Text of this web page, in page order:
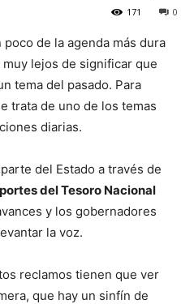
0
171
de la agenda más dura
lejos de significar que
tema del pasado. Para
trata de uno de los temas
diarias.
del Estado a través de
del Tesoro Nacional
y los gobernadores
la voz.
reclamos tienen que ver
que hay un sinfín de